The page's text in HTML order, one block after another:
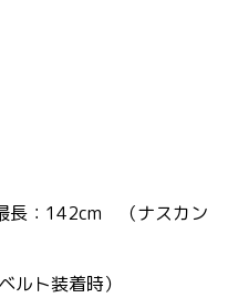
長：142cm （ナスカン
ルト装着時）